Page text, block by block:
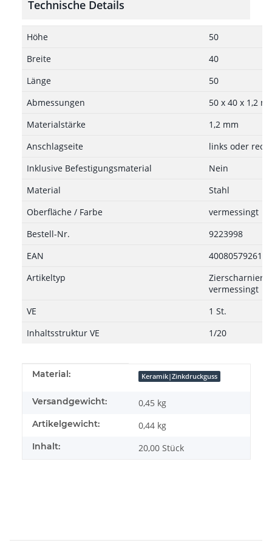
Technische Details
Höhe
50
Breite
40
Länge
50
Abmessungen
50 x 40 x 1,2
Materialstärke
1,2 mm
Anschlagseite
links oder
Inklusive Befestigungsmaterial
Nein
Material
Stahl
Oberfläche / Farbe
vermessingt
Bestell-Nr.
9223998
EAN
4008057926157
Artikeltyp
Zierscharnier,
vermessingt
VE
1 St.
Inhaltsstruktur VE
1/20
Produkteigenschaft
Wert
Material: Keramik|Zinkdruckguss
Versandgewicht: 0,45 kg
Artikelgewicht: 0,44 kg
Inhalt: 20,00 Stück